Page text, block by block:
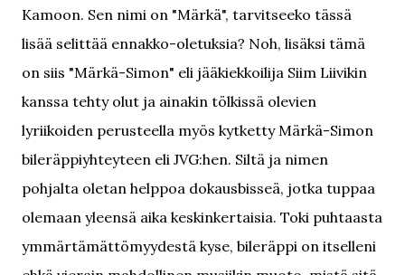
Kamoon. Sen nimi on "Märkä", tarvitseeko tässä
lisää selittää ennakko-oletuksia? Noh, lisäksi tämä
on siis "Märkä-Simon" eli jääkiekkoilija Siim Liivikin
kanssa tehty olut ja ainakin tölkissä olevien
lyriikoiden perusteella myös kytketty Märkä-Simon
bileräppiyhteyteen eli JVG:hen. Siltä ja nimen
pohjalta oletan helppoa dokausbisseä, jotka tuppaa
olemaan yleensä aika keskinkertaisia. Toki puhtaasta
ymmärtämättömyydestä kyse, bileräppi on itselleni